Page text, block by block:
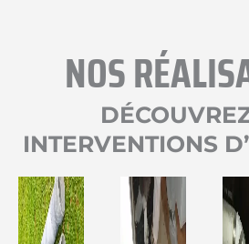
NOS
INTERVENTIONS